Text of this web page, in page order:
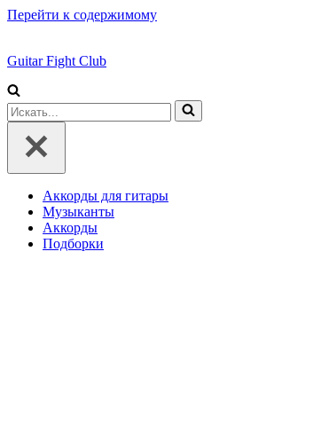
Перейти к содержимому
Guitar Fight Club
Искать...
Аккорды для гитары
Музыканты
Аккорды
Подборки